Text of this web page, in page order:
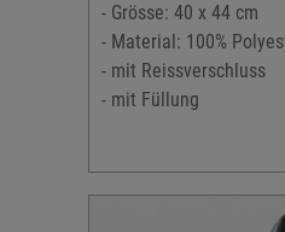
- Grösse: 40 x 44 cm
- Material: 100%
- mit Reissverschluss
- mit Füllung